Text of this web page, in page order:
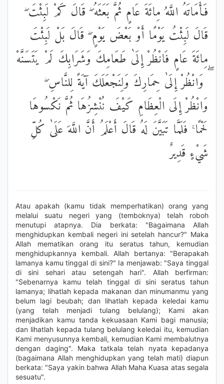
فَأَمَاتَهُ اللَّهُ مِائَةَ عَامٍ ثُمَّ بَعَثَهُ ۖ قَالَ كَمْ لَبِثْتَ ۖ
قَالَ لَبِثْتُ يَوْمًا أَوْ بَعْضَ يَوْمٍ ۖ قَالَ بَلْ لَبِثْتَ
مِائَةَ عَامٍ فَانْظُرْ إِلَىٰ طَعَامِكَ وَشَرَابِكَ لَمْ يَتَسَنَّهْ
ۖ وَانْظُرْ إِلَىٰ حِمَارِكَ وَلِنَجْعَلَكَ آيَةً لِلنَّاسِ ۖ
وَانْظُرْ إِلَى الْعِظَامِ كَيْفَ نُنْشِزُهَا ثُمَّ نَكْسُوهَا
لَحْمًا ۚ فَلَمَّا تَبَيَّنَ لَهُ قَالَ أَعْلَمُ أَنَّ اللَّهَ عَلَىٰ كُلِّ
شَيْءٍ قَدِيرٌ
Atau apakah (kamu tidak memperhatikan) orang yang
melalui suatu negeri yang (temboknya) telah roboh
menutupi atapnya. Dia berkata: "Bagaimana Allah
menghidupkan kembali negeri ini setelah hancur?" Maka
Allah mematikan orang itu seratus tahun, kemudian
menghidupkannya kembali. Allah bertanya: "Berapakah
lamanya kamu tinggal di sini?" Ia menjawab: "Saya tinggal
di sini sehari atau setengah hari". Allah berfirman:
"Sebenarnya kamu telah tinggal di sini seratus tahun
lamanya; lihatlah kepada makanan dan minumanmu yang
belum lagi beubah; dan lihatlah kepada keledai kamu
(yang telah menjadi tulang belulang); Kami akan
menjadikan kamu tanda kekuasaan Kami bagi manusia;
dan lihatlah kepada tulang belulang keledai itu, kemudian
Kami menyusunnya kembali, kemudian Kami membalutnya
dengan daging". Maka tatkala telah nyata kepadanya
(bagaimana Allah menghidupkan yang telah mati) diapun
berkata: "Saya yakin bahwa Allah Maha Kuasa atas segala
sesuatu".